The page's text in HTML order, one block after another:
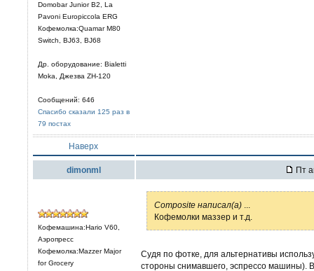
Domobar Junior B2, La
Pavoni Europiccola ERG
Кофемолка:Quamar M80
Switch, BJ63, BJ68
Др. оборудование: Bialetti
Moka, Джезва ZH-120
Сообщений: 646
Спасибо сказали 125 раз в
79 постах
Наверх
dimonml Пт
Кофемашина:Hario V60,
Аэропресс
Кофемолка:Mazzer Major
for Grocery
Composite написал(а)
Кофемолки маззер и т.д.
Судя по фотке, для альтернативы
стороны снимавшего, эспрессо машины).